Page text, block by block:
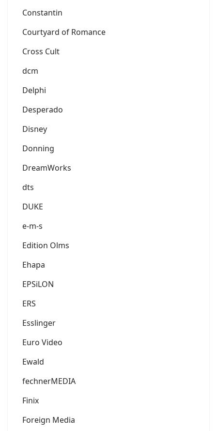
Constantin
Courtyard of Romance
Cross Cult
dcm
Delphi
Desperado
Disney
Donning
DreamWorks
dts
DUKE
e-m-s
Edition Olms
Ehapa
EPSiLON
ERS
Esslinger
Euro Video
Ewald
fechnerMEDIA
Finix
Foreign Media